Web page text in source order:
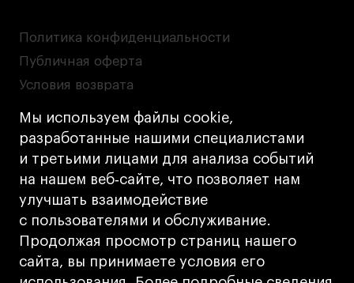
Мы используем файлы cookie,
разработанные нашими специалистами
и третьими лицами для анализа событий
на нашем веб‑сайте, что позволяет нам
улучшать взаимодействие
с пользователями и обслуживание.
Продолжая просмотр страниц нашего
сайта, вы принимаете условия его
Политика конфиденциальности
Публичная оферта
Условия возврата
Кредит на образование с господдержкой
Лицензия на осуществление образовательной
деятельности АНО ВО «Универсальный
Университет»
Карта сайта
Дизайн
Разработка